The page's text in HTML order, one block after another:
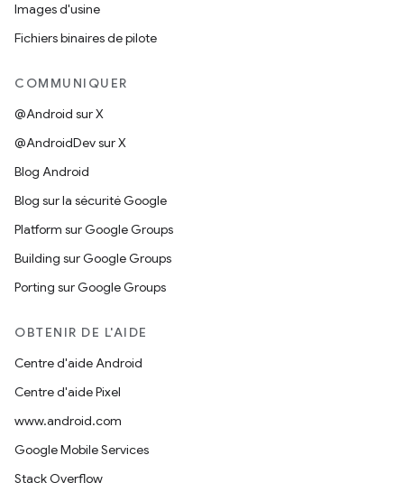
Images d'usine
Fichiers binaires de pilote
COMMUNIQUER
@Android sur X
@AndroidDev sur X
Blog Android
Blog sur la sécurité Google
Platform sur Google Groups
Building sur Google Groups
Porting sur Google Groups
OBTENIR DE L'AIDE
Centre d'aide Android
Centre d'aide Pixel
www.android.com
Google Mobile Services
Stack Overflow